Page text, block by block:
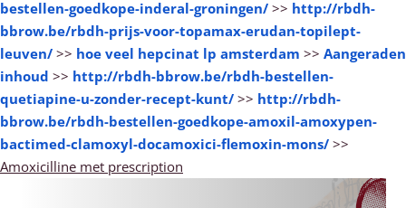
bestellen-goedkope-inderal-groningen/ >> http://rbdh-
bbrow.be/rbdh-prijs-voor-topamax-erudan-topilept-
leuven/ >> hoe veel hepcinat lp amsterdam >> Aangeraden
inhoud >> http://rbdh-bbrow.be/rbdh-bestellen-
quetiapine-u-zonder-recept-kunt/ >> http://rbdh-
bbrow.be/rbdh-bestellen-goedkope-amoxil-amoxypen-
bactimed-clamoxyl-docamoxici-flemoxin-mons/ >>
Amoxicilline met prescription